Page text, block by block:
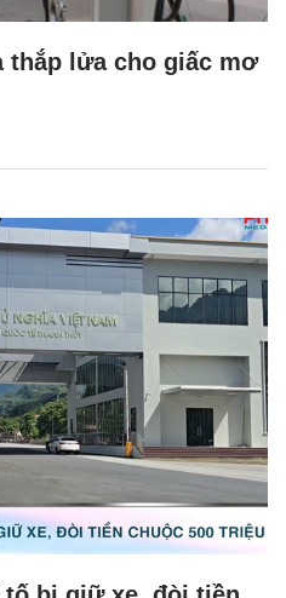
thắp lửa cho giấc mơ